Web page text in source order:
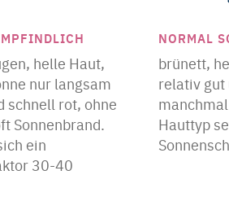
helle Haut,
nur langsam
schnell rot, ohne
Sonnenbrand.
ein
30-40
NORMAL
brünett,
relativ gut
Hauttyp